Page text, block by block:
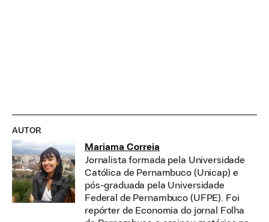
AUTOR
Mariama Correia
Jornalista formada pela Universidade
Católica de Pernambuco (Unicap) e
pós-graduada pela Universidade
Federal de Pernambuco (UFPE). Foi
repórter de Economia do jornal Folha